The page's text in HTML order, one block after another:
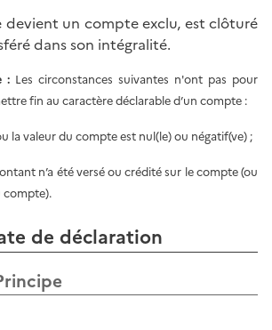
devient un compte exclu, est clôturé
dans son intégralité.
:Les circonstances suivantes n'ont pas pour
fin au caractère déclarable d’un compte :
la valeur du compte est nul(le) ou négatif(ve) ;
n’a été versé ou crédité sur le compte (ou
compte).
de déclaration